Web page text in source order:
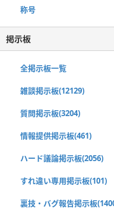
称号
掲示板
全掲示板一覧
雑談掲示板(12129)
質問掲示板(3204)
情報提供掲示板(461)
ハード議論掲示板(2056)
すれ違い専用掲示板(101)
裏技・バグ報告掲示板